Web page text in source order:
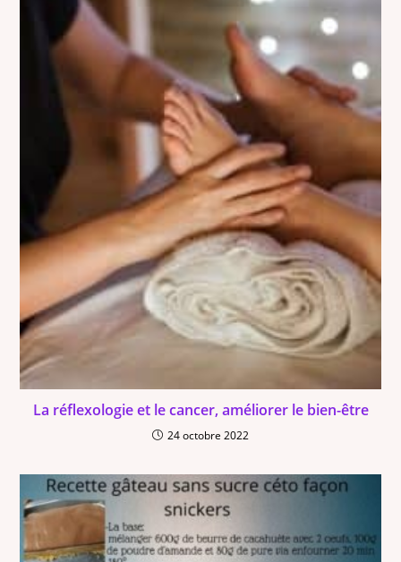
La réflexologie et le cancer, améliorer le bien-être
24 octobre 2022